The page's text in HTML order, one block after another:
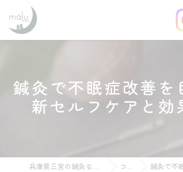
鍼灸で不眠症改善を
新セルフケアと効
兵庫県三宮の鍼灸ならはりきゅう maLu コラム 鍼灸で不眠症改善